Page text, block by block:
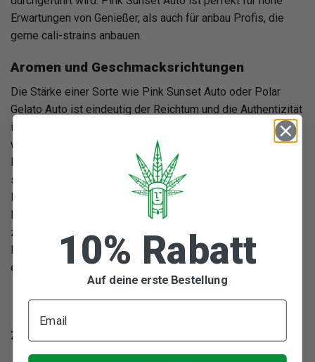
Erwartungen von Genießer, als auch für anbau Profis, die
gerne cali-strains anbauen.
Aromen und Geschmacksrichtungen
Die Stärke einer Sorte wie Pink Sunset Auto oder Polar
Gelato Auto ist eindeutig der Reichtum und die Authentizität
ihres einzigartigen aromatischen Profils, das bereits nach
wenigen Zügen für Zustimmung sorgt. Der Cannabissamen
Pink Sunset Auto spiegelt getreu die fabelhaften Qualitäten
seines feminisierten Vorgängers wider, denn wir können
leicht dieses köstliche Parfüm und diesen aromatischen
Dessertgeschmack mit den intensiven „Gassy“- und subtil
zitronigen Noten von OG Kush finden, mit dem einer
Präsenz, die sich gut in den Mund einfügt und hinterlässt
einen sehr angenehmen, ausgeprägten Nachgeschmack.
ZUSÄTZLICHE INFORMATIONEN
10% Rabatt
Auf deine erste Bestellung